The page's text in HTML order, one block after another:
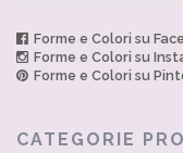
Forme e Colori su
Forme e Colori su
Forme e Colori su
CATEGORIE